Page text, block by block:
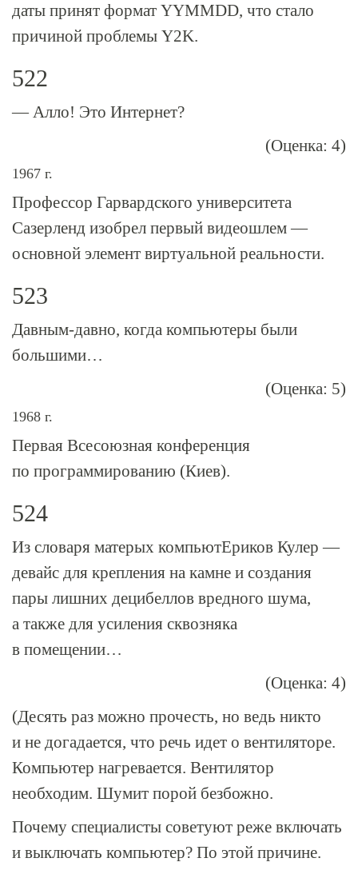
даты принят формат YYMMDD, что стало
причиной проблемы Y2K.
522
— Алло! Это Интернет?
(Оценка: 4)
1967 г.
Профессор Гарвардского университета
Сазерленд изобрел первый видеошлем —
основной элемент виртуальной реальности.
523
Давным-давно, когда компьютеры были
большими…
(Оценка: 5)
1968 г.
Первая Всесоюзная конференция
по программированию (Киев).
524
Из словаря матерых компьютЕриков Кулер —
девайс для крепления на камне и создания
пары лишних децибеллов вредного шума,
а также для усиления сквозняка
в помещении…
(Оценка: 4)
(Десять раз можно прочесть, но ведь никто
и не догадается, что речь идет о вентиляторе.
Компьютер нагревается. Вентилятор
необходим. Шумит порой безбожно.
Почему специалисты советуют реже включать
и выключать компьютер? По этой причине.